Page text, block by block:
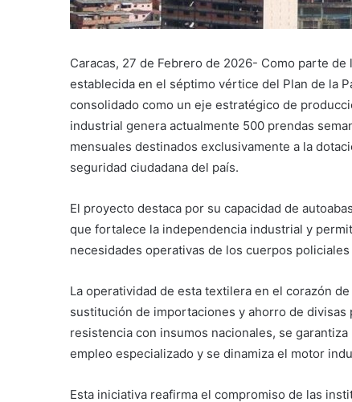
Caracas, 27 de Febrero de 2026- Como parte
establecida en el séptimo vértice del Plan de la
consolidado como un eje estratégico de
industrial genera actualmente 500 prendas
mensuales destinados exclusivamente a la
seguridad ciudadana del país.
El proyecto destaca por su capacidad de
que fortalece la independencia industrial y
necesidades operativas de los cuerpos
La operatividad de esta textilera en el corazón
sustitución de importaciones y ahorro de
resistencia con insumos nacionales, se
empleo especializado y se dinamiza el motor
Esta iniciativa reafirma el compromiso de las